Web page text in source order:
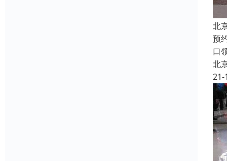
北
预
口
北
21-